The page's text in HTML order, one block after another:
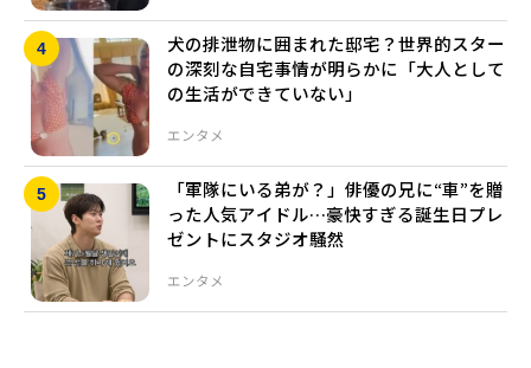
エンタメ
犬の排泄物に囲まれた邸宅？世界的スター
の深刻な自宅事情が明らかに「大人として
の生活ができていない」
エンタメ
「軍隊にいる弟が？」俳優の兄に“車”を贈
った人気アイドル…豪快すぎる誕生日プレ
ゼントにスタジオ騒然